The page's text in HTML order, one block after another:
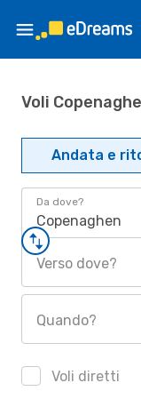
Voli
Andata e
Da dove?
Copenaghen
Verso dove?
Quando?
Voli diretti